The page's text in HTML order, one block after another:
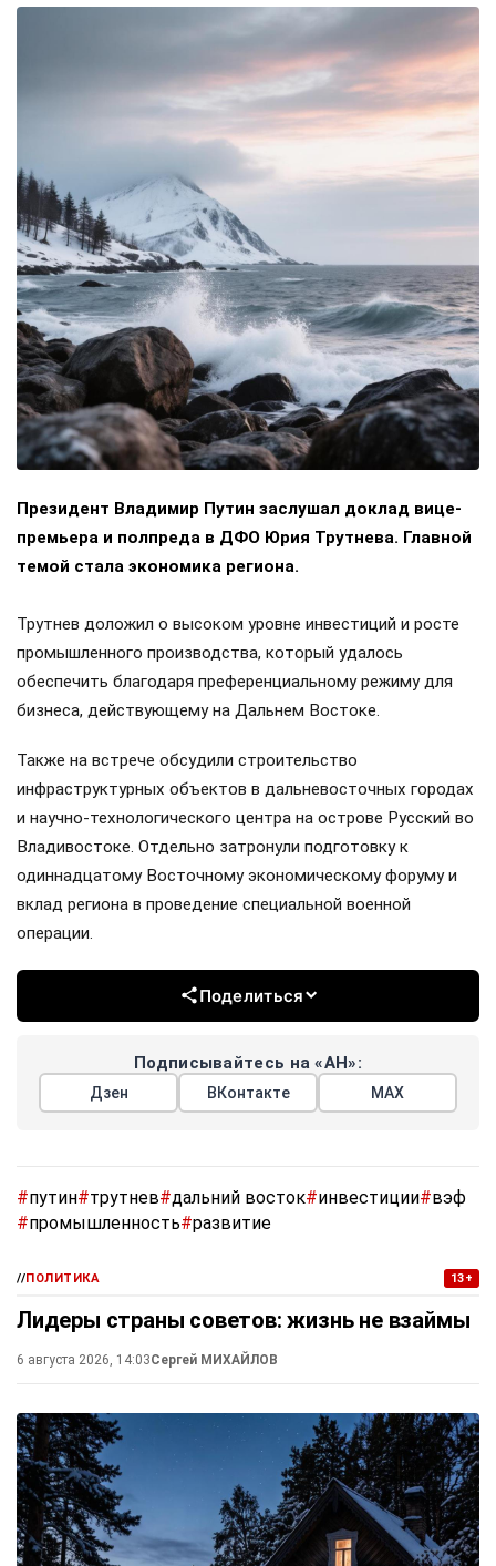
Президент Владимир Путин заслушал доклад вице-
премьера и полпреда в ДФО Юрия Трутнева. Главной
темой стала экономика региона.
Трутнев доложил о высоком уровне инвестиций и росте
промышленного производства, который удалось
обеспечить благодаря преференциальному режиму для
бизнеса, действующему на Дальнем Востоке.
Также на встрече обсудили строительство
инфраструктурных объектов в дальневосточных городах
и научно-технологического центра на острове Русский во
Владивостоке. Отдельно затронули подготовку к
одиннадцатому Восточному экономическому форуму и
вклад региона в проведение специальной военной
операции.
Поделиться
Подписывайтесь на «АН»:
Дзен ВКонтакте МАХ
#путин#трутнев#дальний восток#инвестиции#вэф
#промышленность#развитие
//ПОЛИТИКА 13+
Лидеры страны советов: жизнь не взаймы
6 августа 2026, 14:03Сергей МИХАЙЛОВ